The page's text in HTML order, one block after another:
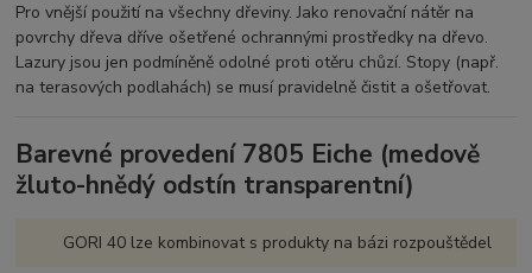
Pro vnější použití na všechny dřeviny. Jako renovační nátěr na
povrchy dřeva dříve ošetřené ochrannými prostředky na dřevo.
Lazury jsou jen podmíněně odolné proti otěru chůzí. Stopy (např.
na terasových podlahách) se musí pravidelně čistit a ošetřovat.
před UV-zářením a vlivy
povětrnosti)
vodu, světlostálý
Produkt na bázi rozpouštědel s
Barevné provedení 7805 Eiche (medově
žluto-hnědý odstín transparentní)
GORI 40 lze kombinovat s produkty na bázi rozpouštědel